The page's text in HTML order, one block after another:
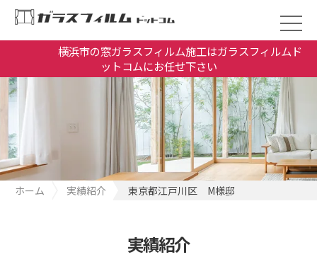
横浜市の窓ガラスフィルム施工はガラスフィルムド
ットコムにお任せ下さい
ホーム 実績紹介 東京都江戸川区 M様邸
実績紹介